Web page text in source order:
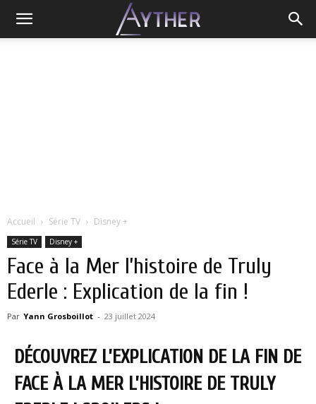
Accueil Série TV Disney +
Série TV Disney +
Face à la Mer l’histoire de Truly
Ederle : Explication de la fin !
Par Yann Grosboillot - 23 juillet 2024
DÉCOUVREZ L’EXPLICATION DE LA FIN DE
FACE À LA MER L’HISTOIRE DE TRULY